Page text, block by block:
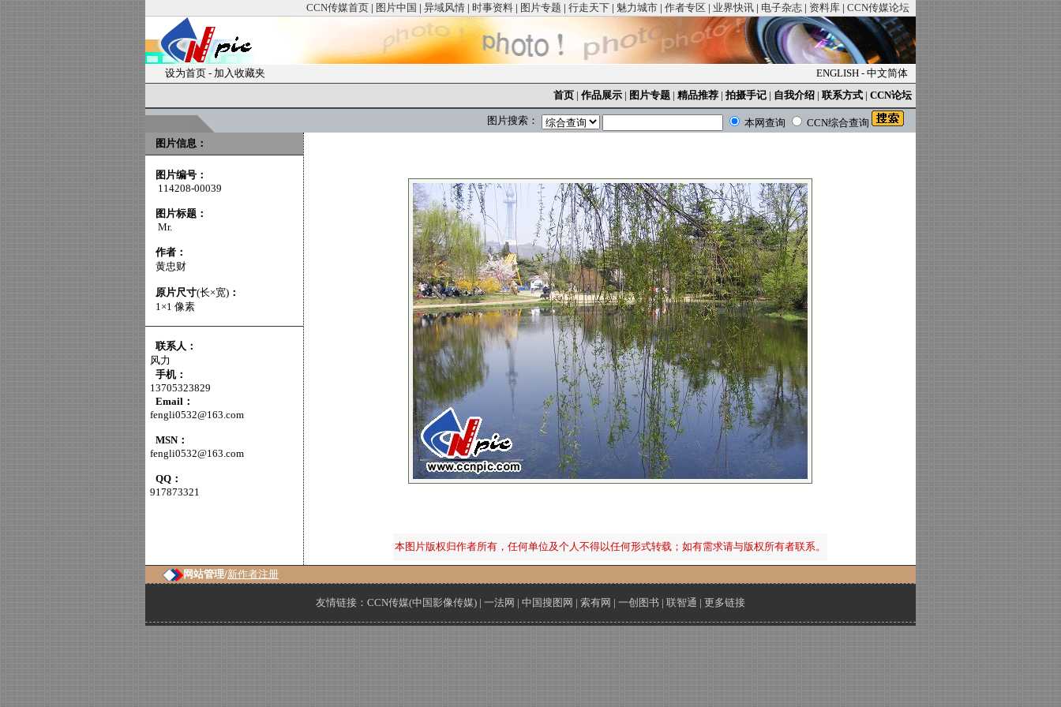
CCN传媒首页 | 图片中国 | 异域风情 | 时事资料 | 图片专题 | 行走天下 | 魅力城市 | 作者专区 | 业界快讯 | 电子杂志 | 资料库 | CCN传媒论坛
设为首页 - 加入收藏夹 ENGLISH - 中文简体
首页 | 作品展示 | 图片专题 | 精品推荐 | 拍摄手记 | 自我介绍 | 联系方式 | CCN论坛
图片搜索： 本网查询
CCN综合查询
图片信息：
图片编号：
114208-00039
图片标题：
Mr.
作者：
黄忠财
原片尺寸(长×宽) ：
1×1 像素
联系人：
风力
手机：
13705323829
Email：
fengli0532@163.com
MSN：
fengli0532@163.com
QQ：
917873321
本图片版权归作者所有，任何单位及个人不得以任何形式转载；如有需求请与版权所有者联系。
网站管理/新作者注册
友情链接： CCN传媒(中国影像传媒) | 一法网 | 中国搜图网 | 索有网 | 一创图书 | 联智通 | 更多链接